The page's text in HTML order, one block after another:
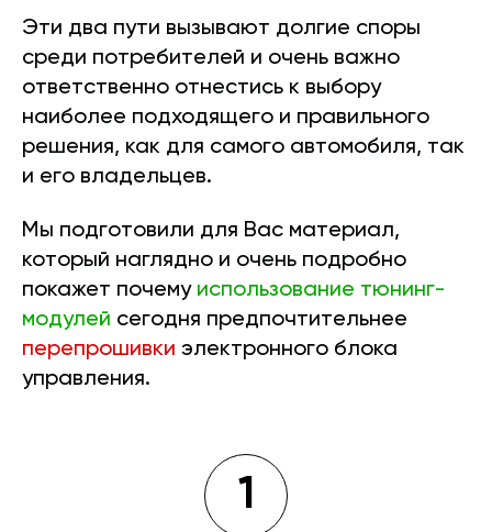
Эти два пути вызывают долгие споры
среди потребителей и очень важно
ответственно отнестись к выбору
наиболее подходящего и правильного
решения, как для самого автомобиля, так
и его владельцев.
Мы подготовили для Вас материал,
который наглядно и очень подробно
покажет почему использование тюнинг-
модулей сегодня предпочтительнее
перепрошивки электронного блока
управления.
1